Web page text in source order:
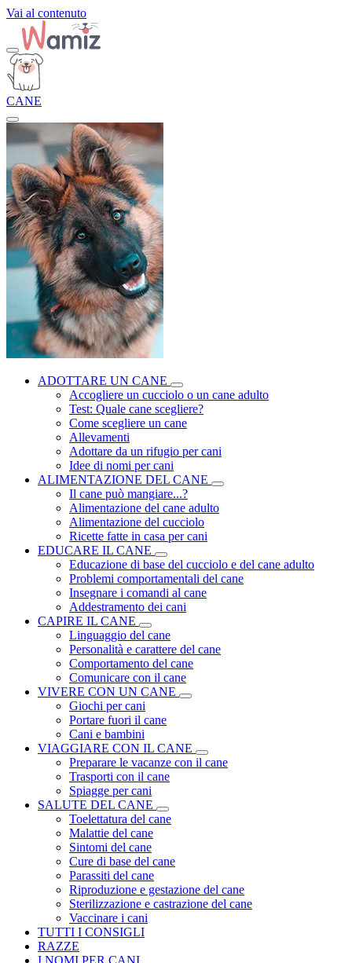
Vai al contenuto
CANE
ADOTTARE UN CANE
Accogliere un cucciolo o un cane adulto
Test: Quale cane scegliere?
Come scegliere un cane
Allevamenti
Adottare da un rifugio per cani
Idee di nomi per cani
ALIMENTAZIONE DEL CANE
Il cane può mangiare...?
Alimentazione del cane adulto
Alimentazione del cucciolo
Ricette fatte in casa per cani
EDUCARE IL CANE
Educazione di base del cucciolo e del cane adulto
Problemi comportamentali del cane
Insegnare i comandi al cane
Addestramento dei cani
CAPIRE IL CANE
Linguaggio del cane
Personalità e carattere del cane
Comportamento del cane
Comunicare con il cane
VIVERE CON UN CANE
Giochi per cani
Portare fuori il cane
Cani e bambini
VIAGGIARE CON IL CANE
Preparare le vacanze con il cane
Trasporti con il cane
Spiagge per cani
SALUTE DEL CANE
Toelettatura del cane
Malattie del cane
Sintomi del cane
Cure di base del cane
Parassiti del cane
Riproduzione e gestazione del cane
Sterilizzazione e castrazione del cane
Vaccinare i cani
TUTTI I CONSIGLI
RAZZE
I NOMI PER CANI